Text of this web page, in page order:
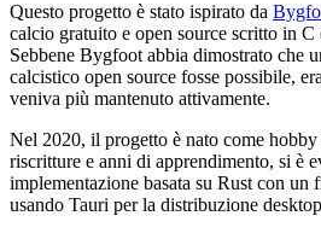
Questo progetto è stato ispirato da
calcio gratuito e open source scritto in
Sebbene Bygfoot abbia dimostrato che
calcistico open source fosse possibile,
veniva più mantenuto attivamente.
Nel 2020, il progetto è nato come
riscritture e anni di apprendimento, si è
implementazione basata su Rust con un
usando Tauri per la distribuzione